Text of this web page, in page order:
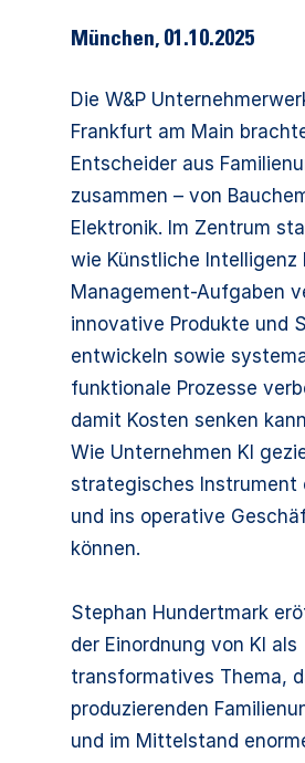
München, 01.10.2025
Die W&P
Frankfurt am Main
Entscheider aus
zusammen – von
Elektronik. Im Zentrum
wie Künstliche Intelligenz
Management-Aufgaben
innovative Produkte und
entwickeln sowie
funktionale Prozesse
damit Kosten senken
Wie Unternehmen KI
strategisches Instrument
und ins operative
können.
Stephan Hundertmark
der Einordnung von KI als
transformatives Thema,
produzierenden
und im Mittelstand